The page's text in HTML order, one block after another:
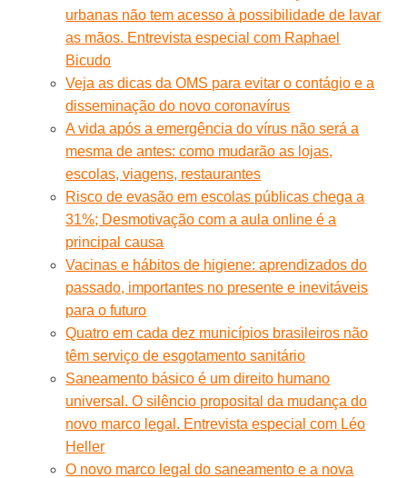
urbanas não tem acesso à possibilidade de lavar
as mãos. Entrevista especial com Raphael
Bicudo
Veja as dicas da OMS para evitar o contágio e a
disseminação do novo coronavírus
A vida após a emergência do vírus não será a
mesma de antes: como mudarão as lojas,
escolas, viagens, restaurantes
Risco de evasão em escolas públicas chega a
31%; Desmotivação com a aula online é a
principal causa
Vacinas e hábitos de higiene: aprendizados do
passado, importantes no presente e inevitáveis
para o futuro
Quatro em cada dez municípios brasileiros não
têm serviço de esgotamento sanitário
Saneamento básico é um direito humano
universal. O silêncio proposital da mudança do
novo marco legal. Entrevista especial com Léo
Heller
O novo marco legal do saneamento e a nova